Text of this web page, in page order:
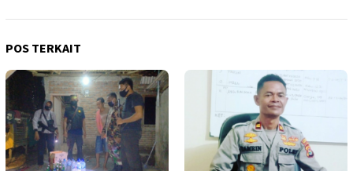
POS TERKAIT